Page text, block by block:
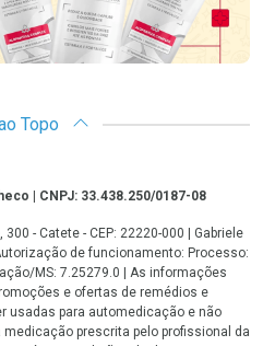
Topo
| CNPJ: 33.438.250/0187-08
- Catete - CEP: 22220-000 | Gabriele
de funcionamento: Processo:
MS: 7.25279.0 | As informações
e ofertas de remédios e
usadas para automedicação e não
prescrita pelo profissional da